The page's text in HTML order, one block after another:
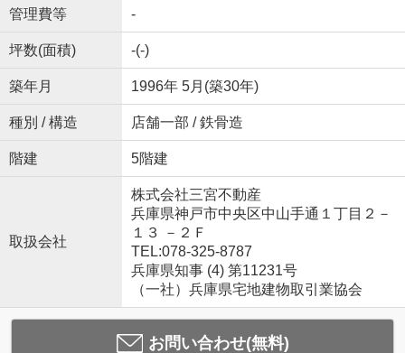
管理費等 -
坪数(面積) -(-)
築年月 1996年 5月(築30年)
種別 / 構造 店舗一部 / 鉄骨造
階建 5階建
取扱会社
株式会社三宮不動産
兵庫県神戸市中央区中山手通１丁目２－
１３ －２Ｆ
TEL:078-325-8787
兵庫県知事 (4) 第11231号
（一社）兵庫県宅地建物取引業協会
お問い合わせ(無料)